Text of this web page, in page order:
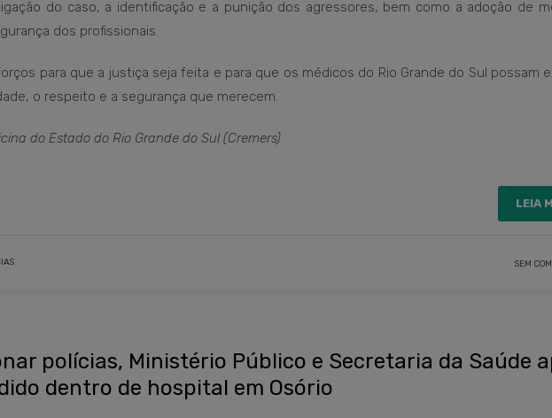
do caso, a identificação e a punição dos agressores, bem como a adoção de
dos profissionais.
para que a justiça seja feita e para que os médicos do Rio Grande do Sul possam
o respeito e a segurança que merecem.
do Estado do Rio Grande do Sul (Cremers)
LEIA
SEM
polícias, Ministério Público e Secretaria da Saúde
dentro de hospital em Osório